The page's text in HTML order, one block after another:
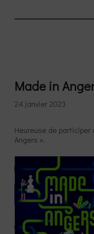
Made in
24 janvier 2023
Heureuse de participer
Angers ».